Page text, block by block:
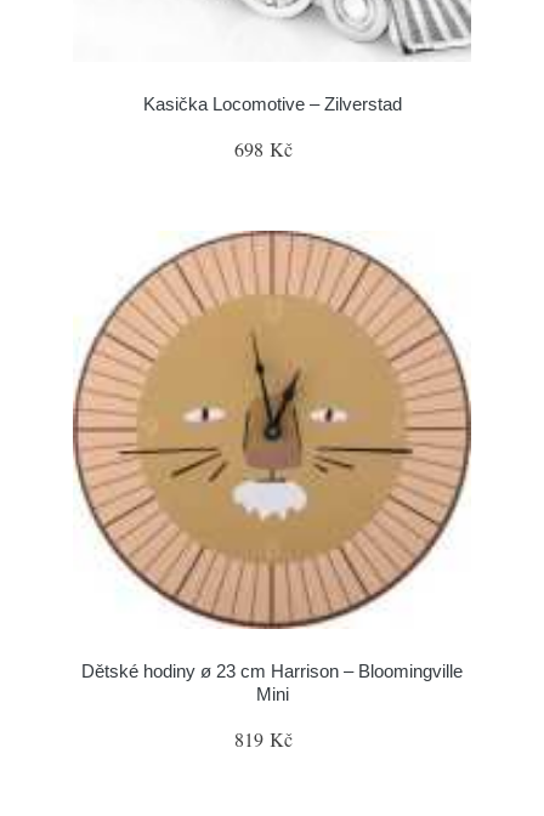
Kasička Locomotive – Zilverstad
698 Kč
Dětské hodiny ø 23 cm Harrison – Bloomingville
Mini
819 Kč